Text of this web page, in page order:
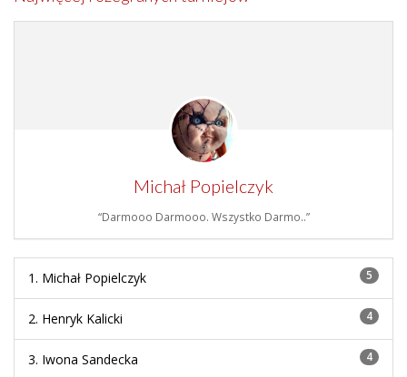
Michał Popielczyk
“Darmooo Darmooo. Wszystko Darmo..”
1. Michał Popielczyk 5
2. Henryk Kalicki 4
3. Iwona Sandecka 4